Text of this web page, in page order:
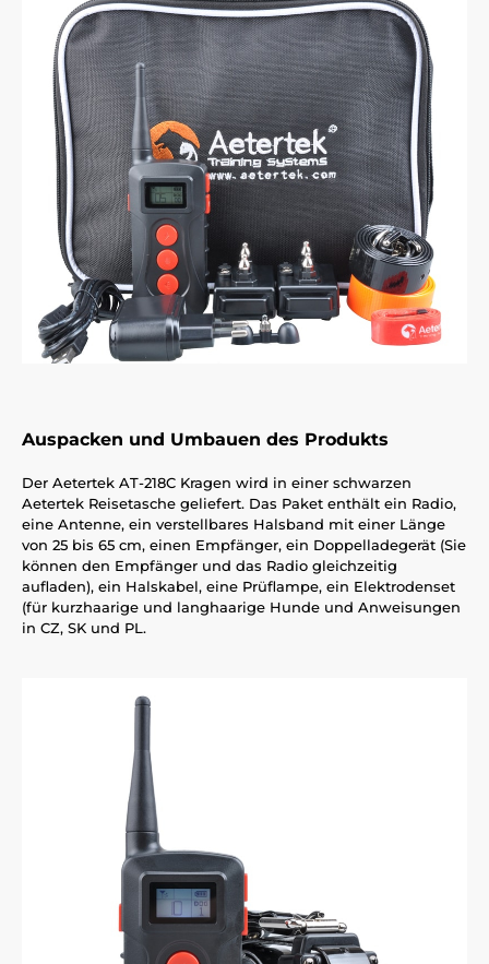
Auspacken und Umbauen des Produkts
Der Aetertek AT-218C Kragen wird in einer schwarzen
Aetertek Reisetasche geliefert. Das Paket enthält ein Radio,
eine Antenne, ein verstellbares Halsband mit einer Länge
von 25 bis 65 cm, einen Empfänger, ein Doppelladegerät (Sie
können den Empfänger und das Radio gleichzeitig
aufladen), ein Halskabel, eine Prüflampe, ein Elektrodenset
(für kurzhaarige und langhaarige Hunde und Anweisungen
in CZ, SK und PL.